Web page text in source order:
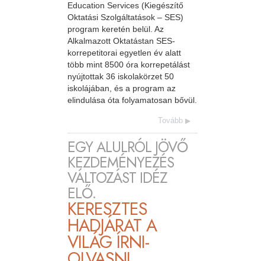
Education Services (Kiegészítő
Oktatási Szolgáltatások – SES)
program keretén belül. Az
Alkalmazott Oktatástan SES-
korrepetitorai egyetlen év alatt
több mint 8500 óra korrepetálást
nyújtottak 36 iskolakörzet 50
iskolájában, és a program az
elindulása óta folyamatosan bővül.
Tovább
EGY ALULRÓL JÖVŐ
KEZDEMÉNYEZÉS
VÁLTOZÁST IDÉZ
ELŐ.
KERESZTES
HADJÁRAT A
VILÁG ÍRNI-